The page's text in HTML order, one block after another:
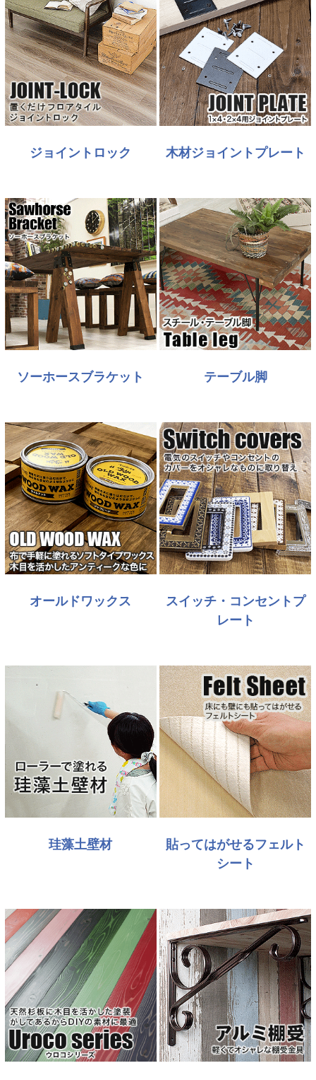
ジョイントロック 木材ジョイントプレート
ソーホースブラケット テーブル脚
オールドワックス
スイッチ・コンセントプ
レート
珪藻土壁材
貼ってはがせるフェルト
シート